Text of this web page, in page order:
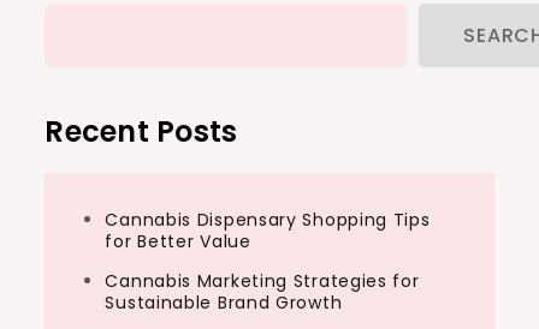
Recent Posts
Cannabis Dispensary Shopping Tips
for Better Value
Cannabis Marketing Strategies for
Sustainable Brand Growth